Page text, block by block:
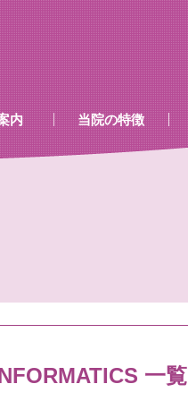
内
処置室
ン室心電図
当院の特徴
検査及び病名一覧
一覧